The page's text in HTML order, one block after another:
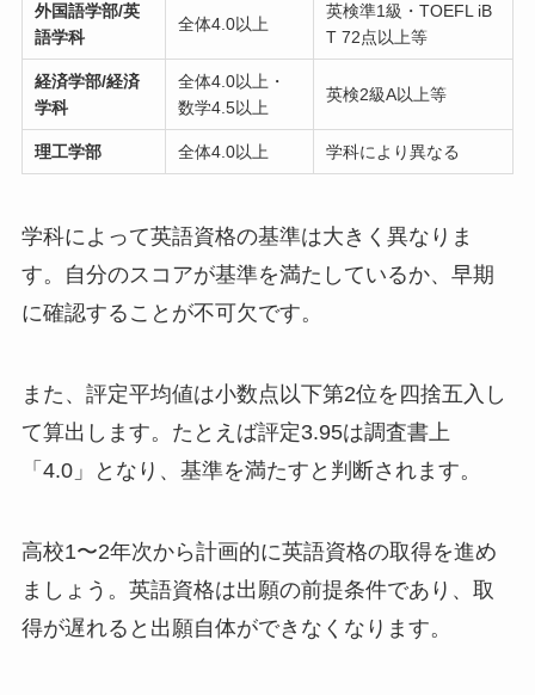
外国語学部/英
語学科
全体4.0以上
英検準1級・TOEFL iB
T 72点以上等
経済学部/経済
学科
全体4.0以上・
数学4.5以上
英検2級A以上等
理工学部 全体4.0以上 学科により異なる
学科によって英語資格の基準は大きく異なりま
す。自分のスコアが基準を満たしているか、早期
に確認することが不可欠です。
また、評定平均値は小数点以下第2位を四捨五入し
て算出します。たとえば評定3.95は調査書上
「4.0」となり、基準を満たすと判断されます。
高校1〜2年次から計画的に英語資格の取得を進め
ましょう。英語資格は出願の前提条件であり、取
得が遅れると出願自体ができなくなります。